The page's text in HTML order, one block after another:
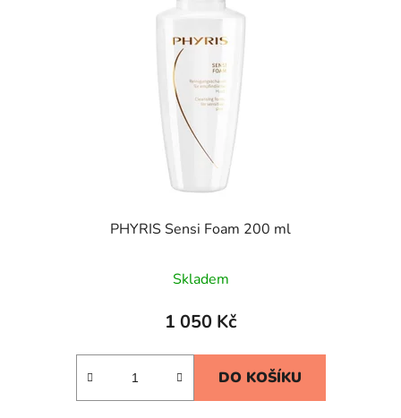
PHYRIS Sensi Foam 200 ml
Skladem
1 050 Kč
DO KOŠÍKU